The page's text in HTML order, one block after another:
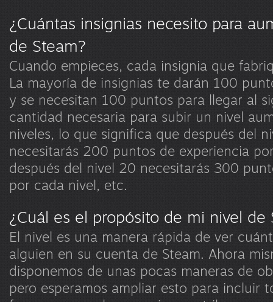
¿Cuántas insignias necesito para
de Steam?
Cuando empieces, cada insignia que
La mayoría de insignias te darán 100
y se necesitan 100 puntos para llegar al
cantidad necesaria para subir un nivel
niveles, lo que significa que después del
necesitarás 200 puntos de experiencia
después del nivel 20 necesitarás 300
por cada nivel, etc.
¿Cuál es el propósito de mi nivel de
El nivel es una manera rápida de ver
alguien en su cuenta de Steam. Ahora
disponemos de unas pocas maneras de
pero esperamos ampliar esto para incluir